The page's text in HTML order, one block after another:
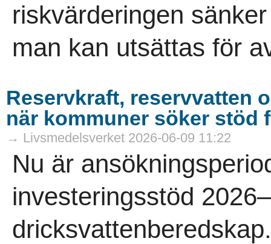
riskvärderingen
man kan utsättas för
Reservkraft, reservvatten
när kommuner söker stöd
→ Livsmedelsverket 2026-06-09 11:22
Nu är
investeringsstöd